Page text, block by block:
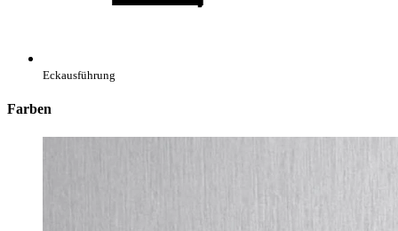
Eckausführung
Farben